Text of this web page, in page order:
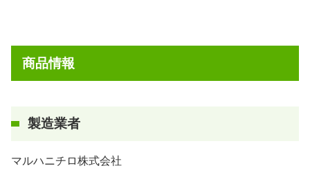
商品情報
製造業者
マルハニチロ株式会社